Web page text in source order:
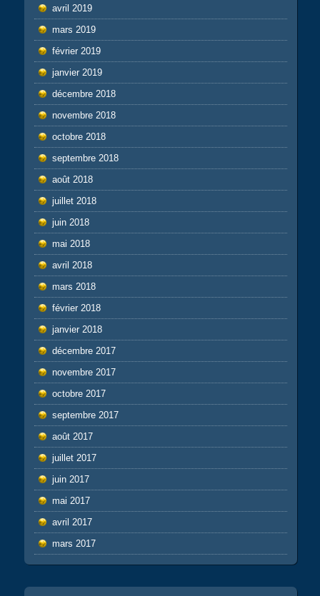
avril 2019
mars 2019
février 2019
janvier 2019
décembre 2018
novembre 2018
octobre 2018
septembre 2018
août 2018
juillet 2018
juin 2018
mai 2018
avril 2018
mars 2018
février 2018
janvier 2018
décembre 2017
novembre 2017
octobre 2017
septembre 2017
août 2017
juillet 2017
juin 2017
mai 2017
avril 2017
mars 2017